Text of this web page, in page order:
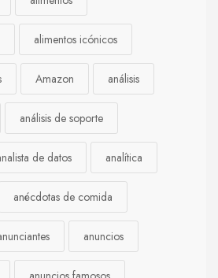
alimentos icónicos
Amazon análisis
análisis de soporte
de datos analítica
anécdotas de comida
anuncios